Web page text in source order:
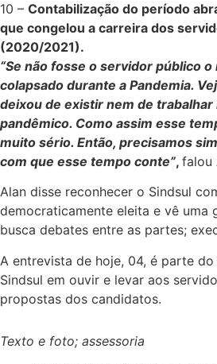
10 – Contabilização do período
que congelou a carreira dos
(2020/2021).
“Se não fosse o servidor público
colapsado durante a Pandemia.
deixou de existir nem de
pandêmico. Como assim esse
muito sério. Então, precisamos
com que esse tempo conte”, falou
Alan disse reconhecer o Sindsul
democraticamente eleita e vê uma
busca debates entre as partes;
A entrevista de hoje, 04, é parte
Sindsul em ouvir e levar aos
propostas dos candidatos.
Texto e foto; assessoria